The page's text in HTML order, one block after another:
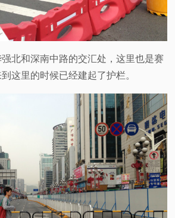
北和深南中路的交汇处，这里也是赛
这里的时候已经建起了护栏。